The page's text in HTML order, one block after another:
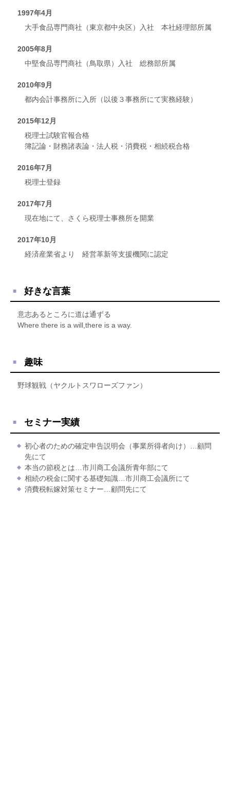
1997年4月
大手食品専門商社（東京都中央区）入社 本社経理部所属
2005年8月
中堅食品専門商社（鳥取県）入社 総務部所属
2010年9月
都内会計事務所に入所（以後３事務所にて実務経験）
2015年12月
税理士試験官報合格
簿記論・財務諸表論・法人税・消費税・相続税合格
2016年7月
税理士登録
2017年7月
現在地にて、さくら税理士事務所を開業
2017年10月
経済産業省より 経営革新等支援機関に認定
好きな言葉
意志あるところに道は通ずる
Where there is a will,there is a way.
趣味
野球観戦（ヤクルトスワローズファン）
セミナー実績
初心者のための確定申告説明会（事業所得者向け）…顧問
先にて
本当の節税とは…市川商工会議所青年部にて
相続の税金に関する基礎知識…市川商工会議所にて
消費税転嫁対策セミナー…顧問先にて